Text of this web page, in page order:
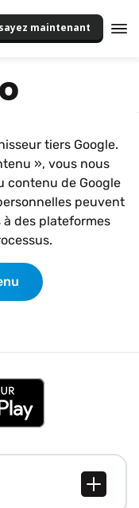
maintenant
tiers Google.
», vous nous
contenu de Google
peuvent
des plateformes